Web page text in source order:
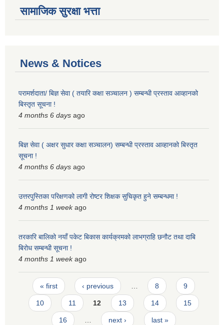
सामाजिक सुरक्षा भत्ता
News & Notices
परामर्शदाता/ बिज्ञ सेवा ( तयारि कक्षा सञ्चालन ) सम्बन्धी प्रस्ताव आव्हानको
बिस्तृत सूचना !
4 months 6 days ago
बिज्ञ सेवा ( अक्षर सुधार कक्षा सञ्चालन) सम्बन्धी प्रस्ताव आव्हानको बिस्तृत
सूचना !
4 months 6 days ago
उत्तरपुस्तिका परिक्षणको लागी रोष्टर शिक्षक सुचिकृत हुने सम्बन्धमा !
4 months 1 weekago
तरकारि बालिको नयाँ पकेट बिकास कार्यक्रमको लाभग्राहि छनौट तथा दाबि
बिरोध सम्बन्धी सूचना !
4 months 1 weekago
Pages
« first ‹ previous … 8 9
10 11 12 13 14 15
16 … next › last »